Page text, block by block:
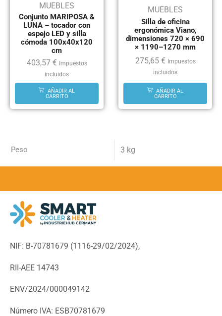
MUEBLES
Conjunto MARIPOSA &
LUNA – tocador con
espejo LED y silla
cómoda 100x40x120
cm
403,57 € Impuestos
incluidos
AÑADIR AL
CARRITO
MUEBLES
Silla de oficina
ergonómica Viano,
dimensiones 720 × 690
× 1190–1270 mm
275,65 €
Impuestos
incluidos
AÑADIR AL
CARRITO
Peso 3 kg
NIF: B-70781679 (1116-29/02/2024),
RII-AEE 14743
ENV/2024/000049142
Número IVA: ESB70781679